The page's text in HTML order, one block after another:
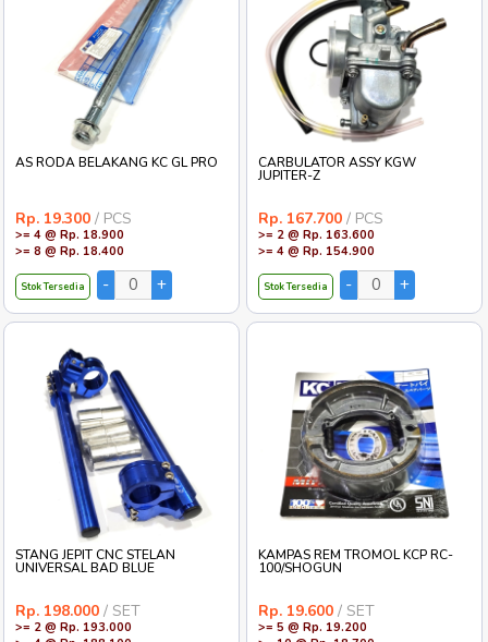
AS RODA BELAKANG KC GL PRO
Rp. 19.300 / PCS
>= 4 @ Rp. 18.900
>= 8 @ Rp. 18.400
Stok Tersedia
CARBULATOR ASSY KGW
JUPITER-Z
Rp. 167.700 / PCS
>= 2 @ Rp. 163.600
>= 4 @ Rp. 154.900
Stok Tersedia
STANG JEPIT CNC STELAN
UNIVERSAL BAD BLUE
Rp. 198.000 / SET
>= 2 @ Rp. 193.000
KAMPAS REM TROMOL KCP RC-
100/SHOGUN
Rp. 19.600 / SET
>= 5 @ Rp. 19.200